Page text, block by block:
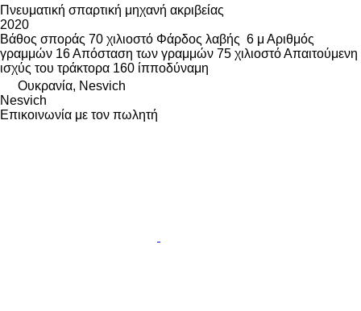
Πνευματική σπαρτική μηχανή ακριβείας
2020
Βάθος σποράς 70 χιλιοστό Φάρδος λαβής 6 μ Αριθμός
γραμμών 16Απόσταση των γραμμών 75 χιλιοστόΑπαιτούμενη
ισχύς του τράκτορα 160 ίπποδύναμη
Ουκρανία, Nesvich
Nesvich
Επικοινωνία με τον πωλητή